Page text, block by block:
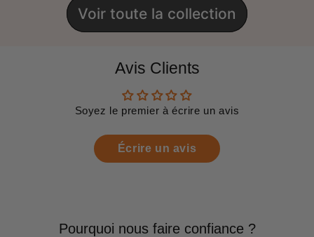
Voir toute la collection
Avis Clients
Soyez le premier à écrire un avis
Écrire un avis
Pourquoi nous faire confiance ?